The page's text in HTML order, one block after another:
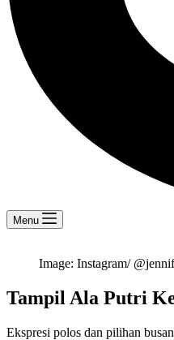
Menu
Image: Instagram/
Tampil Ala Putri
Ekspresi polos dan pilihan